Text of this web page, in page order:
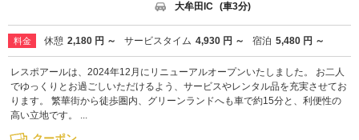
大牟田IC (車3分)
料金 休憩 2,180 円 ～ サービスタイム 4,930 円 ～ 宿泊 5,480 円 ～
レスポアールは、2024年12月にリニューアルオープンいたしました。 お二人
でゆっくりとお過ごしいただけるよう、サービスやレンタル品を充実させてお
ります。 繁華街から徒歩圏内、グリーンランドへも車で約15分と、利便性の
高い立地です。 ...